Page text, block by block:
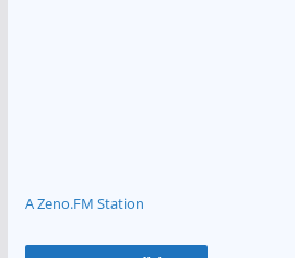
A Zeno.FM Station